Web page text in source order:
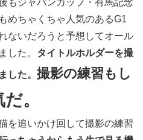
もジャパンカップ・有馬記念
めちゃくちゃ人気のあるG1
ないだろうと予想してオール
した。 タイトルホルダーを撮
した。 撮影の練習もし
。
を追いかけ回して撮影の練習